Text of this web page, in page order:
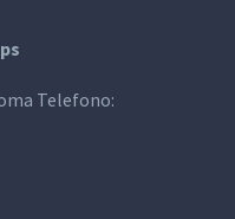
Telefono: